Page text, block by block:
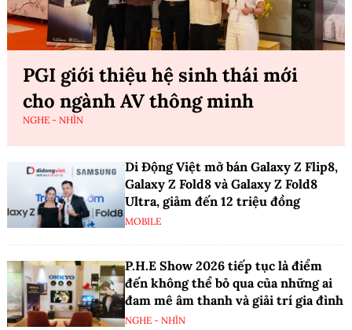
PGI giới thiệu hệ sinh thái mới
cho ngành AV thông minh
NGHE - NHÌN
Di Động Việt mở bán Galaxy Z Flip8,
Galaxy Z Fold8 và Galaxy Z Fold8
Ultra, giảm đến 12 triệu đồng
MOBILE
P.H.E Show 2026 tiếp tục là điểm
đến không thể bỏ qua của những ai
đam mê âm thanh và giải trí gia đình
NGHE - NHÌN